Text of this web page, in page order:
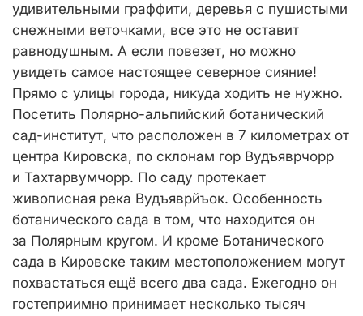
удивительными граффити, деревья с пушистыми
снежными веточками, все это не оставит
равнодушным. А если повезет, но можно
увидеть самое настоящее северное сияние!
Прямо с улицы города, никуда ходить не нужно.
Посетить Полярно-альпийский ботанический
сад-институт, что расположен в 7 километрах от
центра Кировска, по склонам гор Вудъяврчорр
и Тахтарвумчорр. По саду протекает
живописная река Вудъяврйъок. Особенность
ботанического сада в том, что находится он
за Полярным кругом. И кроме Ботанического
сада в Кировске таким местоположением могут
похвастаться ещё всего два сада. Ежегодно он
гостеприимно принимает несколько тысяч